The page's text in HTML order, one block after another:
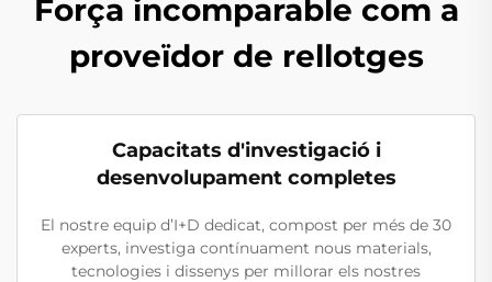
Força incomparable com a
proveïdor de rellotges
Capacitats d'investigació i
desenvolupament completes
El nostre equip d’I+D dedicat, compost per més de 30
experts, investiga contínuament nous materials,
tecnologies i dissenys per millorar els nostres